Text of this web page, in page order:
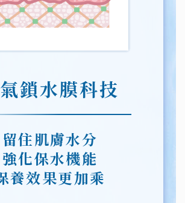
鎖水膜科技
留住肌膚水分
強化保水機能
養效果更加乘